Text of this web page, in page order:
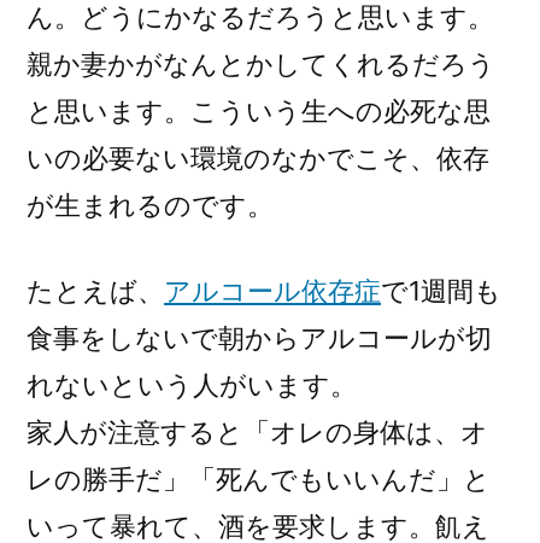
ん。どうにかなるだろうと思います。
親か妻かがなんとかしてくれるだろう
と思います。こういう生への必死な思
いの必要ない環境のなかでこそ、依存
が生まれるのです。
たとえば、 アルコール依存症で1週間も
食事をしないで朝からアルコールが切
れないという人がいます。
家人が注意すると「オレの身体は、オ
レの勝手だ」「死んでもいいんだ」と
いって暴れて、酒を要求します。飢え